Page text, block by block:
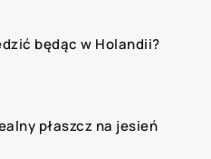
będąc w Holandii?
płaszcz na jesień